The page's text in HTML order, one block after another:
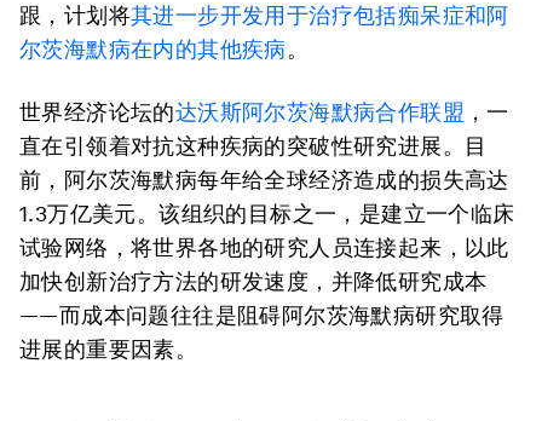
跟，计划将其进一步开发用于治疗包括痴呆症和阿
尔茨海默病在内的其他疾病。
世界经济论坛的达沃斯阿尔茨海默病合作联盟 ，一
直在引领着对抗这种疾病的突破性研究进展。目
前，阿尔茨海默病每年给全球经济造成的损失高达
1.3万亿美元。该组织的目标之一，是建立一个临床
试验网络，将世界各地的研究人员连接起来，以此
加快创新治疗方法的研发速度，并降低研究成本
——而成本问题往往是阻碍阿尔茨海默病研究取得
进展的重要因素。